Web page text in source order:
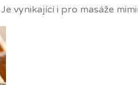
vynikající i pro masáže